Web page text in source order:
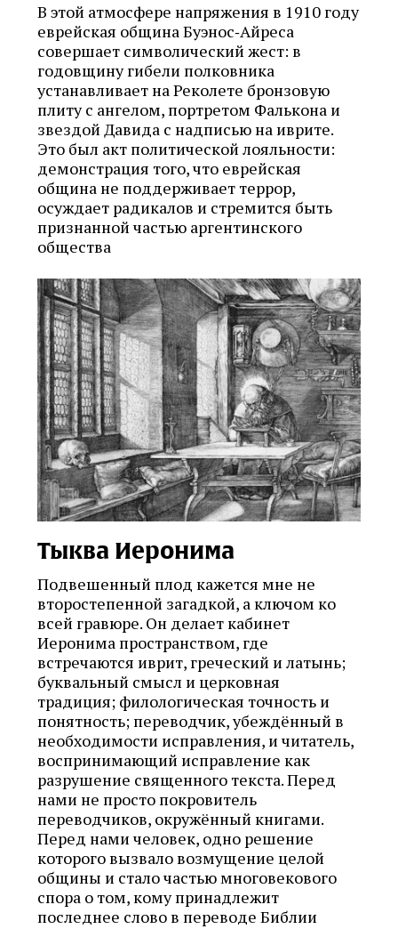
В этой атмосфере напряжения в 1910 году
еврейская община Буэнос‑Айреса
совершает символический жест: в
годовщину гибели полковника
устанавливает на Реколете бронзовую
плиту с ангелом, портретом Фалькона и
звездой Давида с надписью на иврите.
Это был акт политической лояльности:
демонстрация того, что еврейская
община не поддерживает террор,
осуждает радикалов и стремится быть
признанной частью аргентинского
общества
Тыква Иеронима
Подвешенный плод кажется мне не
второстепенной загадкой, а ключом ко
всей гравюре. Он делает кабинет
Иеронима пространством, где
встречаются иврит, греческий и латынь;
буквальный смысл и церковная
традиция; филологическая точность и
понятность; переводчик, убеждённый в
необходимости исправления, и читатель,
воспринимающий исправление как
разрушение священного текста. Перед
нами не просто покровитель
переводчиков, окружённый книгами.
Перед нами человек, одно решение
которого вызвало возмущение целой
общины и стало частью многовекового
спора о том, кому принадлежит
последнее слово в переводе Библии